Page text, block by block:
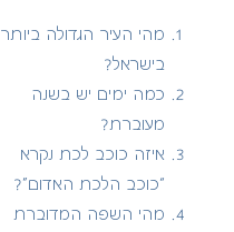
מהי העיר הגדולה ביותר
בישראל?
כמה ימים יש בשנה
מעוברת?
איזה כוכב לכת נקרא
“כוכב הלכת האדום”?
מהי השפה המדוברת